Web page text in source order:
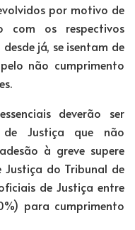
por motivo de
com os respectivos
já, se isentam de
não cumprimento
deverão ser
de Justiça que não
à greve supere
do Tribunal de
de Justiça entre
para cumprimento